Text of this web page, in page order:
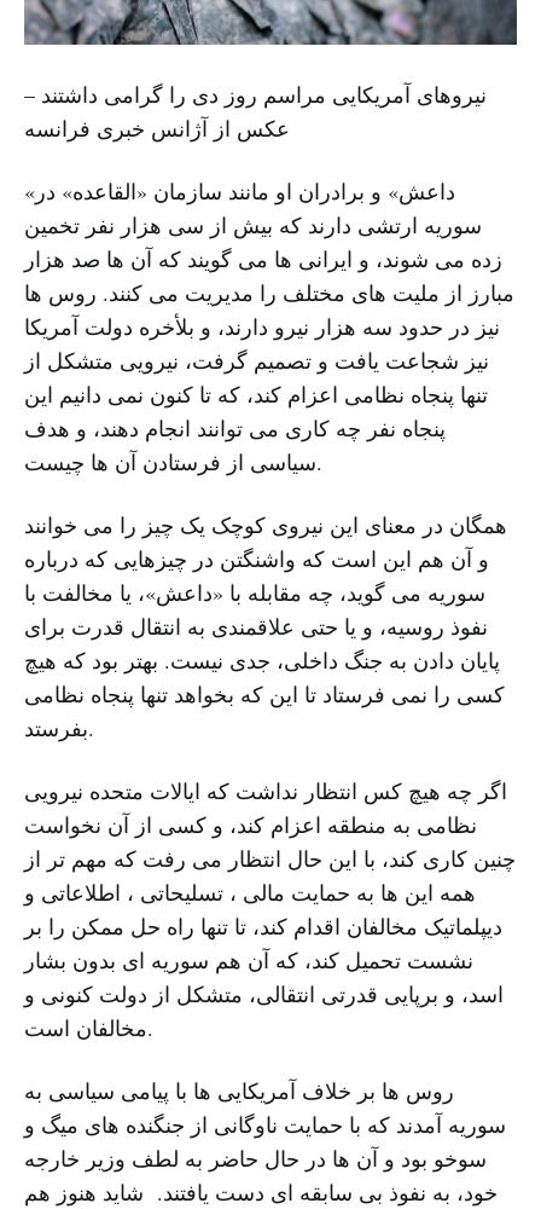
نیروهای آمریکایی مراسم روز دی را گرامی داشتند –
عکس از آژانس خبری فرانسه
«داعش» و برادران او مانند سازمان «القاعده» در
سوریه ارتشی دارند که بیش از سی هزار نفر تخمین
زده می شوند، و ایرانی ها می گویند که آن ها صد هزار
مبارز از ملیت های مختلف را مدیریت می کنند. روس ها
نیز در حدود سه هزار نیرو دارند، و بلأخره دولت آمریکا
نیز شجاعت یافت و تصمیم گرفت، نیرویی متشکل از
تنها پنجاه نظامی اعزام کند، که تا کنون نمی دانیم این
پنجاه نفر چه کاری می توانند انجام دهند، و هدف
سیاسی از فرستادن آن ها چیست.
همگان در معنای این نیروی کوچک یک چیز را می خوانند
و آن هم این است که واشنگتن در چیزهایی که درباره
سوریه می گوید، چه مقابله با «داعش»، یا مخالفت با
نفوذ روسیه، و یا حتی علاقمندی به انتقال قدرت برای
پایان دادن به جنگ داخلی، جدی نیست. بهتر بود که هیچ
کسی را نمی فرستاد تا این که بخواهد تنها پنجاه نظامی
بفرستد.
اگر چه هیچ کس انتظار نداشت که ایالات متحده نیرویی
نظامی به منطقه اعزام کند، و کسی از آن نخواست
چنین کاری کند، با این حال انتظار می رفت که مهم تر از
همه این ها به حمایت مالی ، تسلیحاتی ، اطلاعاتی و
دیپلماتیک مخالفان اقدام کند، تا تنها راه حل ممکن را بر
نشست تحمیل کند، که آن هم سوریه ای بدون بشار
اسد، و برپایی قدرتی انتقالی، متشکل از دولت کنونی و
مخالفان است.
روس ها بر خلاف آمریکایی ها با پیامی سیاسی به
سوریه آمدند که با حمایت ناوگانی از جنگنده های میگ و
سوخو بود و آن ها در حال حاضر به لطف وزیر خارجه
خود، به نفوذ بی سابقه ای دست یافتند. شاید هنوز هم